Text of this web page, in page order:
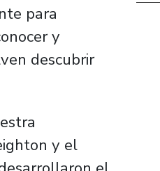
para
y
descubrir
y el